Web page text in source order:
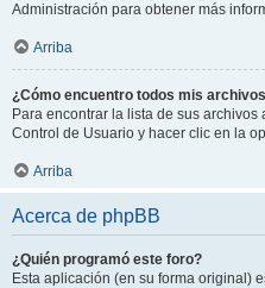
Administración para obtener más
Arriba
¿Cómo encuentro todos mis
Para encontrar la lista de sus
Control de Usuario y hacer clic en la
Arriba
Acerca de phpBB
¿Quién programó este foro?
Esta aplicación (en su forma original)